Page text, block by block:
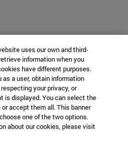
uses our own and third-
information when you
have different purposes.
a user, obtain information
your privacy, or
is displayed. You can select the
accept them all. This banner
one of the two options.
about our cookies, please visit